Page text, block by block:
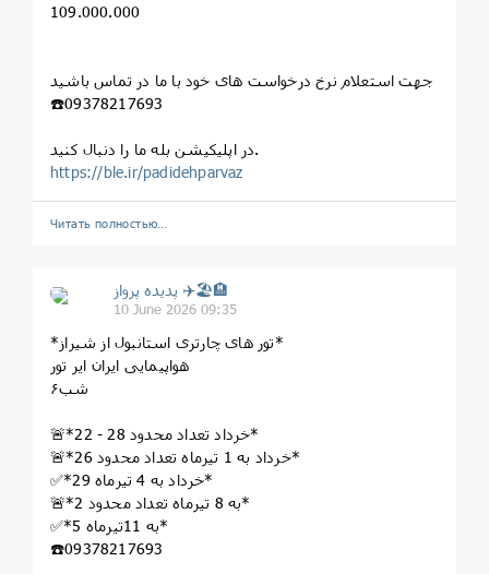
109.000.000
جهت استعلام نرخ درخواست های خود با ما در تماس باشید
☎️09378217693
در اپلیکیشن بله ما را دنبال کنید.
https://ble.ir/padidehparvaz
Читать полностью…
پديده پرواز ✈️🏖🏨
10 June 2026 09:35
*تور های چارتری استانبول از شیراز*
هواپیمایی ایران ایر تور
۶شب
🚨*22 - 28 خرداد تعداد محدود*
🚨*26 خرداد به 1 تیرماه تعداد محدود*
✅*29 خرداد به 4 تیرماه*
🚨*2 به 8 تیرماه تعداد محدود*
✅*5 به 11تیرماه*
☎️09378217693